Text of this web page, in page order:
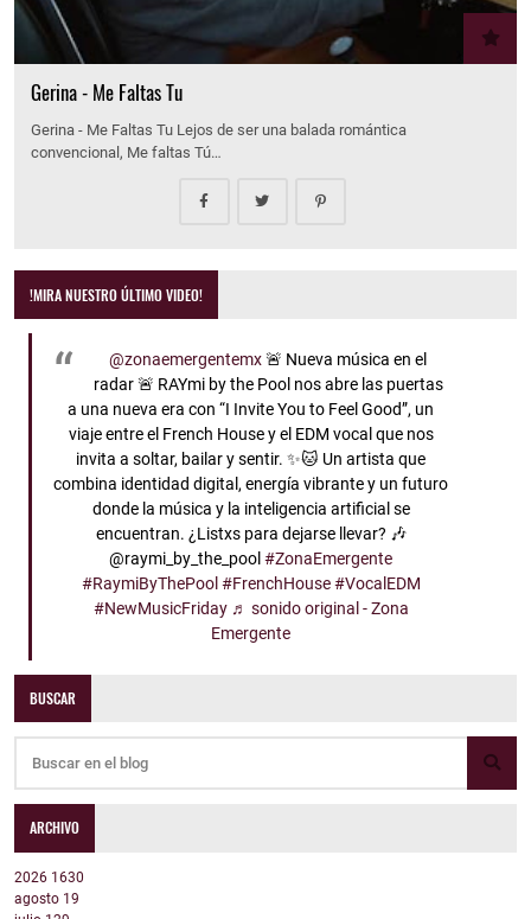
Gerina - Me Faltas Tu
Gerina - Me Faltas Tu Lejos de ser una balada romántica
convencional, Me faltas Tú…
!MIRA NUESTRO ÚLTIMO VIDEO!
@zonaemergentemx🚨 Nueva música en el
radar 🚨 RAYmi by the Pool nos abre las puertas
a una nueva era con “I Invite You to Feel Good”, un
viaje entre el French House y el EDM vocal que nos
invita a soltar, bailar y sentir. ✨🐱 Un artista que
combina identidad digital, energía vibrante y un futuro
donde la música y la inteligencia artificial se
encuentran. ¿Listxs para dejarse llevar? 🎶
@raymi_by_the_pool #ZonaEmergente
#RaymiByThePool #FrenchHouse #VocalEDM
#NewMusicFriday ♬ sonido original - Zona
Emergente
BUSCAR
ARCHIVO
2026 1630
agosto 19